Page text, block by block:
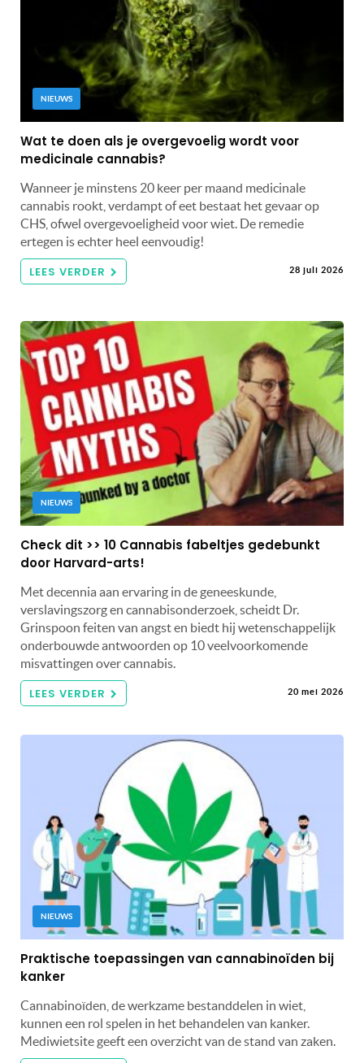
NIEUWS
Wat te doen als je overgevoelig wordt voor
medicinale cannabis?
Wanneer je minstens 20 keer per maand medicinale
cannabis rookt, verdampt of eet bestaat het gevaar op
CHS, ofwel overgevoeligheid voor wiet. De remedie
ertegen is echter heel eenvoudig!
LEES VERDER 28 juli 2026
NIEUWS
Check dit >> 10 Cannabis fabeltjes gedebunkt
door Harvard-arts!
Met decennia aan ervaring in de geneeskunde,
verslavingszorg en cannabisonderzoek, scheidt Dr.
Grinspoon feiten van angst en biedt hij wetenschappelijk
onderbouwde antwoorden op 10 veelvoorkomende
misvattingen over cannabis.
LEES VERDER 20 mei 2026
NIEUWS
Praktische toepassingen van cannabinoïden bij
kanker
Cannabinoïden, de werkzame bestanddelen in wiet,
kunnen een rol spelen in het behandelen van kanker.
Mediwietsite geeft een overzicht van de stand van zaken.